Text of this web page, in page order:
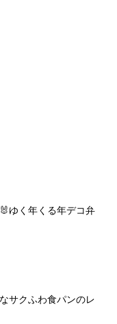
ゆく年くる年デコ弁
サクふわ食パンのレ